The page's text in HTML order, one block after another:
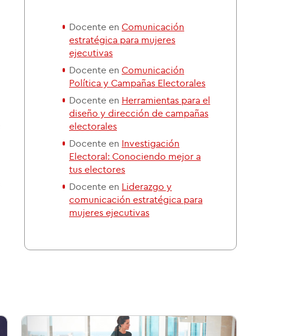
Docente en Comunicación
estratégica para mujeres
ejecutivas
Docente en Comunicación
Política y Campañas Electorales
Docente en Herramientas para el
diseño y dirección de campañas
electorales
Docente en
Investigación
Electoral: Conociendo mejor a
tus electores
Docente en
Liderazgo y
comunicación estratégica para
mujeres ejecutivas